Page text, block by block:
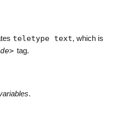
teletype text, which is
tag.
.